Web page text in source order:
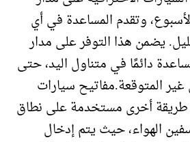
وتقدم المساعدة في أي
يضمن هذا التوفر على مدار
دائمًا في متناول اليد، حتى
غير المتوقعة.مفاتيح سيارات
طريقة أخرى مستخدمة على نطاق
الهواء، حيث يتم إدخال